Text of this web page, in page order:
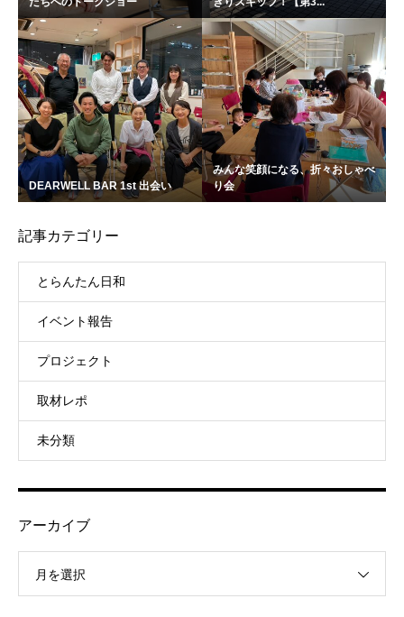
DEARWELL BAR 1st 出会い
みんな笑顔になる、折々おしゃべ
り会
記事カテゴリー
とらんたん日和
イベント報告
プロジェクト
取材レポ
未分類
アーカイブ
月を選択